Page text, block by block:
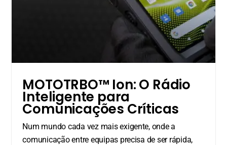
MOTOTRBO™ Ion: O Rádio
Inteligente para
Comunicações Críticas
Num mundo cada vez mais exigente, onde a
comunicação entre equipas precisa de ser rápida,